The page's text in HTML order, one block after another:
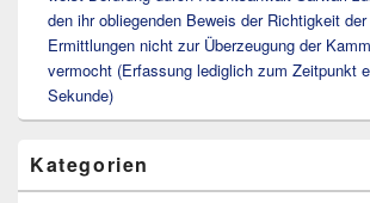
den ihr obliegenden Beweis der Richtigkeit
Ermittlungen nicht zur Überzeugung der
vermocht (Erfassung lediglich zum Zeitpunkt
Sekunde)
Kategorien